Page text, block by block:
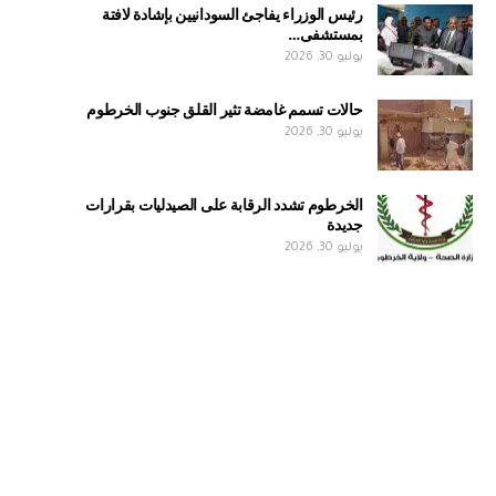
رئيس الوزراء يفاجئ السودانيين بإشادة لافتة
بمستشفى…
يوليو 30, 2026
حالات تسمم غامضة تثير القلق جنوب الخرطوم
يوليو 30, 2026
الخرطوم تشدد الرقابة على الصيدليات بقرارات
جديدة
يوليو 30, 2026